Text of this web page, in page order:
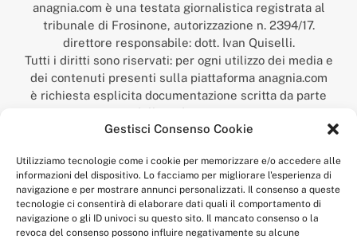
Gestisci Consenso Cookie
Utilizziamo tecnologie come i cookie per memorizzare e/o accedere alle
informazioni del dispositivo. Lo facciamo per migliorare l'esperienza di
navigazione e per mostrare annunci personalizzati. Il consenso a queste
tecnologie ci consentirà di elaborare dati quali il comportamento di
navigazione o gli ID univoci su questo sito. Il mancato consenso o la
revoca del consenso possono influire negativamente su alcune
anagnia.com è una testata giornalistica registrata al
tribunale di Frosinone, autorizzazione n. 2394/17.
direttore responsabile: dott. Ivan Quiselli.
Tutti i diritti sono riservati: per ogni utilizzo dei media e
dei contenuti presenti sulla piattaforma anagnia.com
è richiesta esplicita documentazione scritta da parte
della redazione.
“Anagnia” è un marchio registrato presso l’Ufficio Italiano
Economico,
num. registrazione: 302017000014044 del 9 febbraio 2017.
Per contatti:redazione@anagnia.com